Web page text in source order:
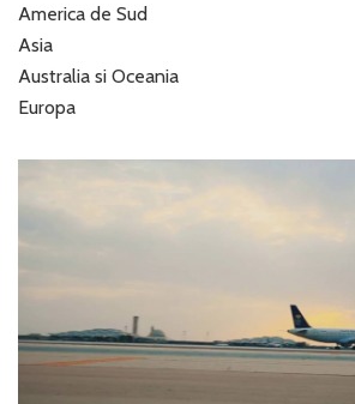
America de Sud
Asia
Australia si Oceania
Europa